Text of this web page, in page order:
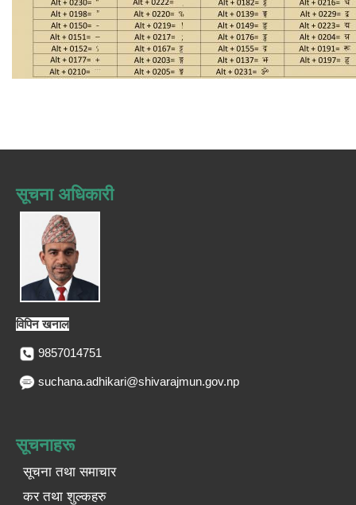
सूचना अधिकारी
विपिन खनाल
9857014751
suchana.adhikari@shivarajmun.gov.np
सूचनाहरू
सूचना तथा समाचार
कर तथा शुल्कहरु